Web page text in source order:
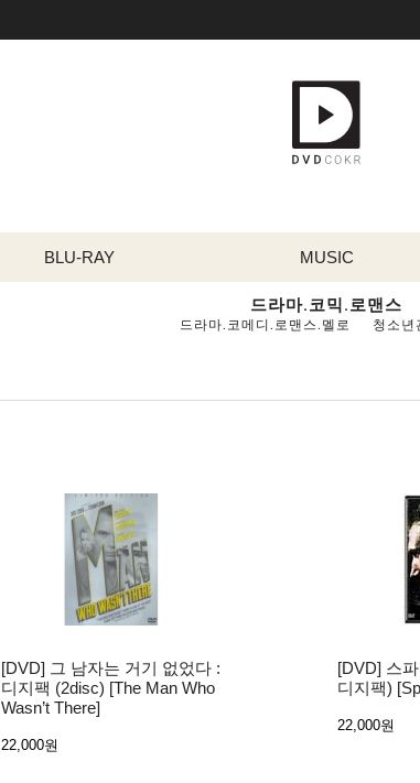
BLU-RAY MUSIC
드라마.코믹.로맨스
드라마.코메디.로맨스.멜로 청소년
[DVD] 그 남자는 거기 없었다 :
디지팩 (2disc) [The Man Who
Wasn’t There]
22,000원
[DVD] 스
디지팩)
22,000원